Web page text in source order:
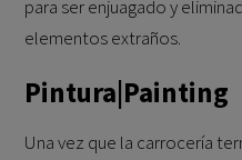
para ser enjuagado y
elementos extraños.
Pintura|Painting
Una vez que la carrocería